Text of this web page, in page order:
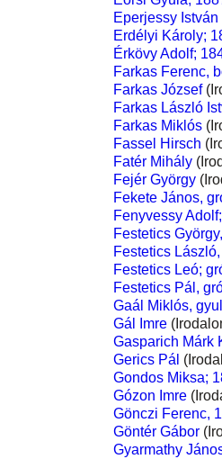
Eperjessy István
Erdélyi Károly;
Érkövy Adolf;
Farkas Ferenc,
Farkas József
Farkas László
Farkas Miklós
Fassel Hirsch
Fatér Mihály
Fejér György
Fekete János,
Fenyvessy
Festetics
Festetics
Festetics Leó;
Festetics Pál,
Gaál Miklós,
Gál Imre
Gasparich Márk
Gerics Pál
Gondos Miksa;
Gózon Imre
Gönczi Ferenc,
Göntér Gábor
Gyarmathy